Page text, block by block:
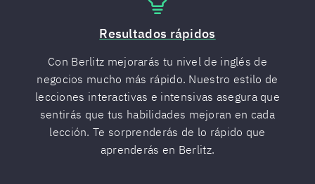
Resultados rápidos
Con Berlitz mejorarás tu nivel de inglés de
negocios mucho más rápido. Nuestro estilo de
lecciones interactivas e intensivas asegura que
sentirás que tus habilidades mejoran en cada
lección. Te sorprenderás de lo rápido que
aprenderás en Berlitz.